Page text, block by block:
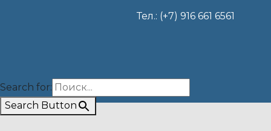
Тел.: (+7) 916 661 6561
Search for:
Search Button